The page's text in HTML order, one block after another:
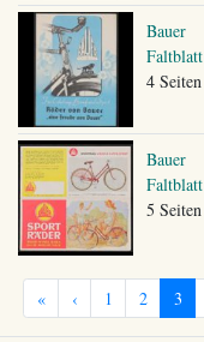
Bauer
Faltblatt
4 Seiten
Bauer
Faltblatt
5 Seiten
« ‹ 1 2 3